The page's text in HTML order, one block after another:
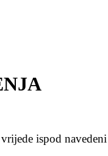
ispod navedeni